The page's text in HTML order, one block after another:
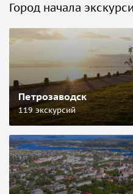
Город начала
Петрозаводск
119 экскурсий